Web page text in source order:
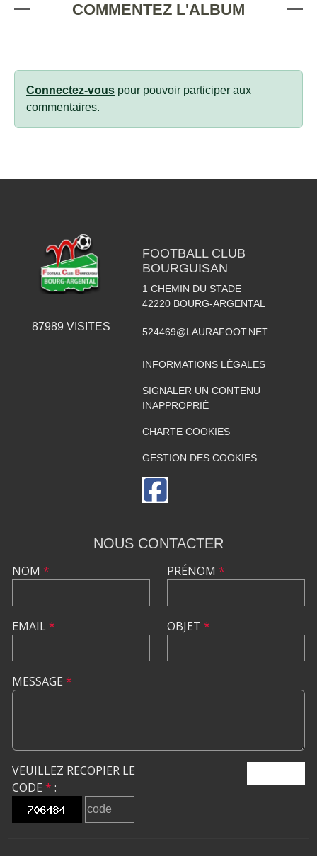
COMMENTEZ L'ALBUM
Connectez-vous pour pouvoir participer aux
commentaires.
87989 VISITES
FOOTBALL CLUB
BOURGUISAN
1 CHEMIN DU STADE
42220 BOURG-ARGENTAL
524469@LAURAFOOT.NET
INFORMATIONS LÉGALES
SIGNALER UN CONTENU
INAPPROPRIÉ
CHARTE COOKIES
GESTION DES COOKIES
NOUS CONTACTER
NOM *
EMAIL*
PRÉNOM *
OBJET *
MESSAGE *
VEUILLEZ RECOPIER LE
CODE * :